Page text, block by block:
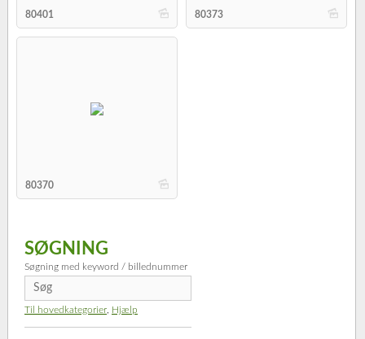
b
80401 b
80373
b
80370
SØGNING
Søgning med keyword / billednummer
Til hovedkategorier Hjælp